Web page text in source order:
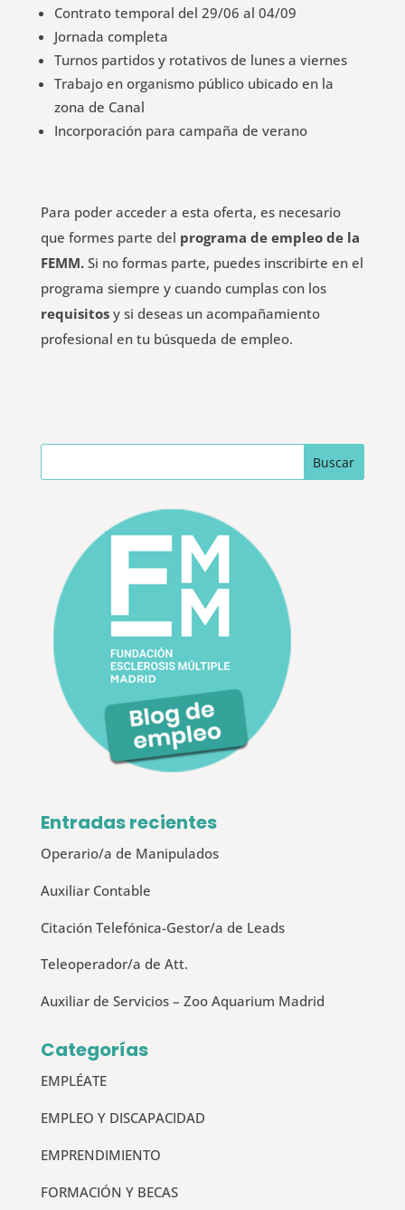
Contrato temporal del 29/06 al 04/09
Jornada completa
Turnos partidos y rotativos de lunes a viernes
Trabajo en organismo público ubicado en la
zona de Canal
Incorporación para campaña de verano
Para poder acceder a esta oferta, es necesario
que formes parte del programa de empleo de la
FEMM.Si no formas parte, puedes inscribirte en el
programa siempre y cuando cumplas con los
requisitosy si deseas un acompañamiento
profesional en tu búsqueda de empleo.
Entradas recientes
Operario/a de Manipulados
Auxiliar Contable
Citación Telefónica-Gestor/a de Leads
Teleoperador/a de Att.
Auxiliar de Servicios – Zoo Aquarium Madrid
Categorías
EMPLÉATE
EMPLEO Y DISCAPACIDAD
EMPRENDIMIENTO
FORMACIÓN Y BECAS